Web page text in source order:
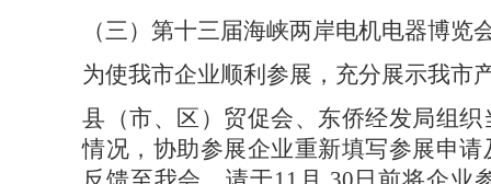
（三）第十三届海峡两岸电机电器博览
为使我市企业顺利参展，充分展示我市
县（市、区）贸促会、东侨经发局组
情况，协助参展企业重新填写参展申